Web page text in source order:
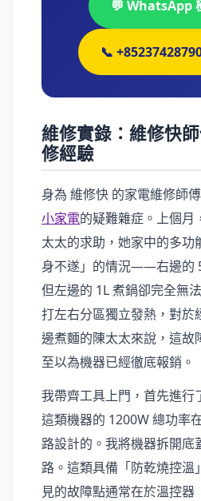
💬 WhatsApp
📞
維修實錄：維修快
修經驗
身為 維修快 的家電維修師
小家電的疑難雜症。上個月
太太的求助，她家中的多功
身不遂」的情況——右邊的
但左邊的 1L 煮鍋卻完全無
打左右分區獨立發熱，對於
邊煮麵的陳太太來說，這故
至以為機器已經徹底報銷。
我帶齊工具上門，首先進行
這類機器的 1200W 總功率
路設計的。我將機器拆開底
路。這類具備「防乾燒控溫
見的故障點通常在於溫控